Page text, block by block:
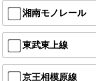
湘南モノレール
東武東上線
京王相模原線